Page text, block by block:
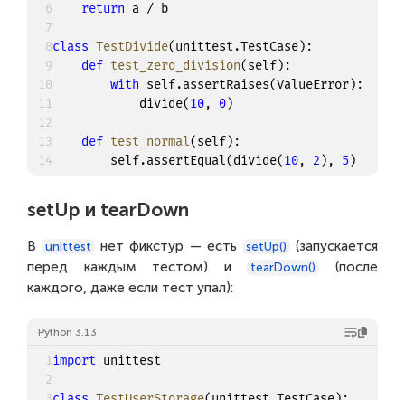
6
7
8
9
10
11
12
13
14
return a / b
class TestDivide(unittest .TestCase) :
def test_zero_division(self) :
with self.assertRaises(ValueError) :
            divide
(10, 0)
def test_normal(self) :
        self
.assertEqual(divide(10, 2 ) , 5)
setUp и tearDown
В unittest нет фикстур — есть setUp()
(запускается
перед каждым тестом) и
tearDown()
(после
каждого, даже если тест упал):
Python 3.13
1
2
import unittest